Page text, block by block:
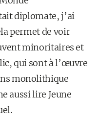
diplomate, j’ai
permet de voir
minoritaires et
qui sont à l’œuvre
monolithique
aussi lire Jeune